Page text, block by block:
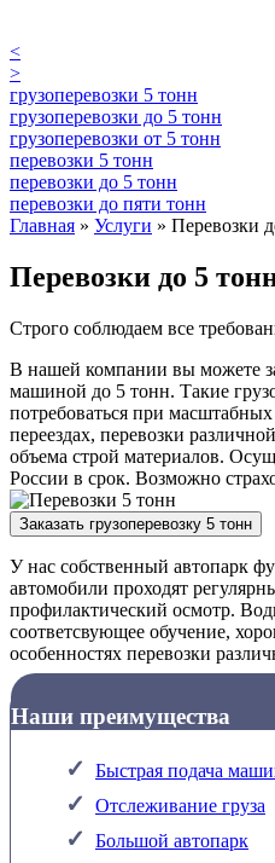
<
>
грузоперевозки 5 тонн
грузоперевозки до 5 тонн
грузоперевозки от 5 тонн
перевозки 5 тонн
перевозки до 5 тонн
перевозки до пяти тонн
Главная » Услуги » Перевозки
Перевозки до 5
Строго соблюдаем все
В нашей компании вы можете
машиной до 5 тонн. Такие
потребоваться при
переездах, перевозки
объема строй материалов.
России в срок. Возможно
Заказать грузоперевозку 5 тонн
У нас собственный автопарк
автомобили проходят
профилактический осмотр.
соответсвующее обучение,
особенностях перевозки
Наши преимущества
Быстрая подача
Отслеживание груза
Большой автопарк